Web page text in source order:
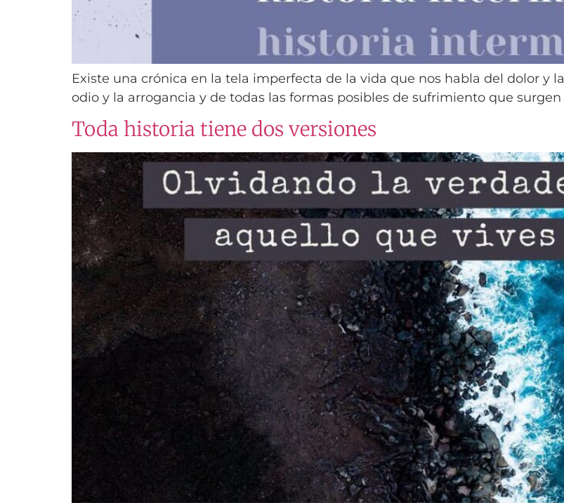
Existe una crónica en la tela imperfecta de la vida que nos habla del dolor y
odio y la arrogancia y de todas las formas posibles de sufrimiento que
Toda historia tiene dos versiones